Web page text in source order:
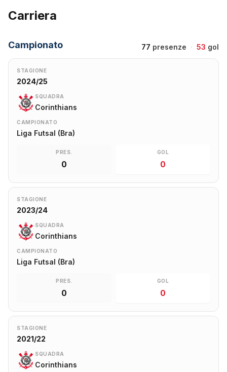
Carriera
Campionato 77 presenze · 53 gol
STAGIONE
2024/25
SQUADRA
Corinthians
CAMPIONATO
Liga Futsal (Bra)
PRES.
0
GOL
0
STAGIONE
2023/24
SQUADRA
Corinthians
CAMPIONATO
Liga Futsal (Bra)
PRES.
0
GOL
0
STAGIONE
2021/22
SQUADRA
Corinthians